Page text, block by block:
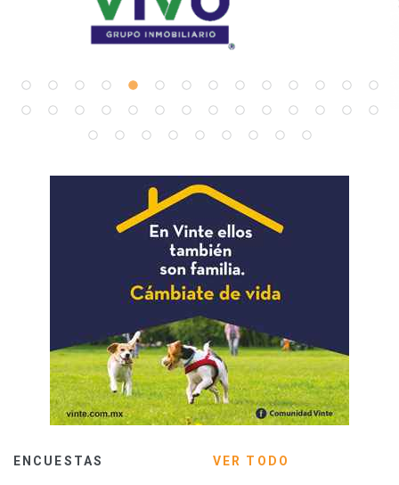
ENCUESTAS VER TODO